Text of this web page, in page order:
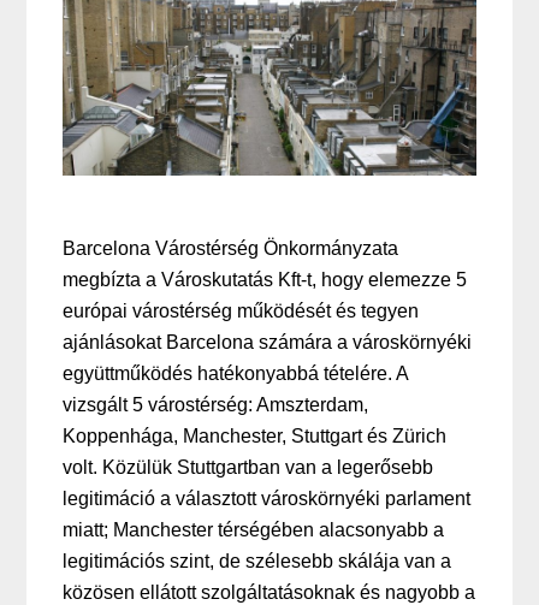
Barcelona Várostérség Önkormányzata
megbízta a Városkutatás Kft-t, hogy elemezze 5
európai várostérség működését és tegyen
ajánlásokat Barcelona számára a városkörnyéki
együttműködés hatékonyabbá tételére. A
vizsgált 5 várostérség: Amszterdam,
Koppenhága, Manchester, Stuttgart és Zürich
volt. Közülük Stuttgartban van a legerősebb
legitimáció a választott városkörnyéki parlament
miatt; Manchester térségében alacsonyabb a
legitimációs szint, de szélesebb skálája van a
közösen ellátott szolgáltatásoknak és nagyobb a